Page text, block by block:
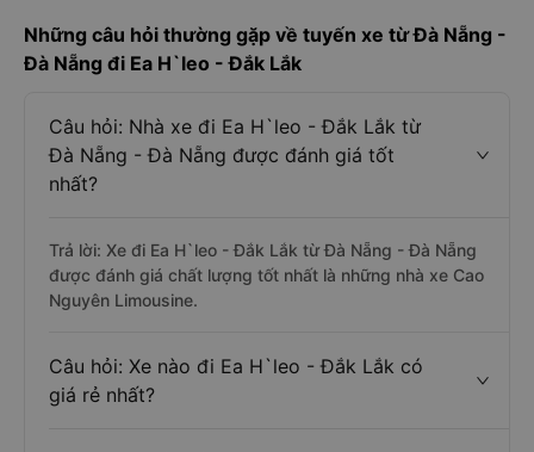
Những câu hỏi thường gặp về tuyến xe từ Đà Nẵng -
Đà Nẵng đi Ea H`leo - Đắk Lắk
Câu hỏi: Nhà xe đi Ea H`leo - Đắk Lắk từ
Đà Nẵng - Đà Nẵng được đánh giá tốt
nhất?
Trả lời: Xe đi Ea H`leo - Đắk Lắk từ Đà Nẵng - Đà Nẵng
được đánh giá chất lượng tốt nhất là những nhà xe Cao
Nguyên Limousine.
Câu hỏi: Xe nào đi Ea H`leo - Đắk Lắk có
giá rẻ nhất?